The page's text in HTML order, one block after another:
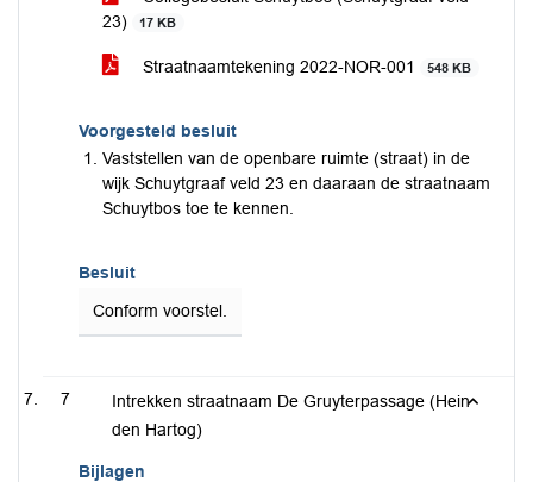
23)
17 KB
Straatnaamtekening 2022-NOR-001 548 KB
Voorgesteld besluit
Vaststellen van de openbare ruimte (straat) in de
wijk Schuytgraaf veld 23 en daaraan de straatnaam
Schuytbos toe te kennen.
Besluit
Conform voorstel.
7
Intrekken straatnaam De Gruyterpassage (Hein
den Hartog)
Bijlagen